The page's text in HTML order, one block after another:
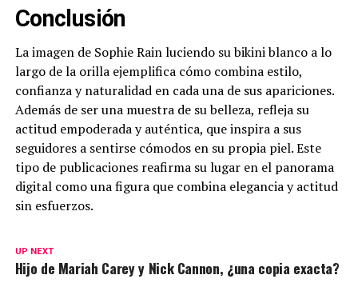
Conclusión
La imagen de Sophie Rain luciendo su bikini blanco a lo
largo de la orilla ejemplifica cómo combina estilo,
confianza y naturalidad en cada una de sus apariciones.
Además de ser una muestra de su belleza, refleja su
actitud empoderada y auténtica, que inspira a sus
seguidores a sentirse cómodos en su propia piel. Este
tipo de publicaciones reafirma su lugar en el panorama
digital como una figura que combina elegancia y actitud
sin esfuerzos.
UP NEXT
Hijo de Mariah Carey y Nick Cannon, ¿una copia exacta?